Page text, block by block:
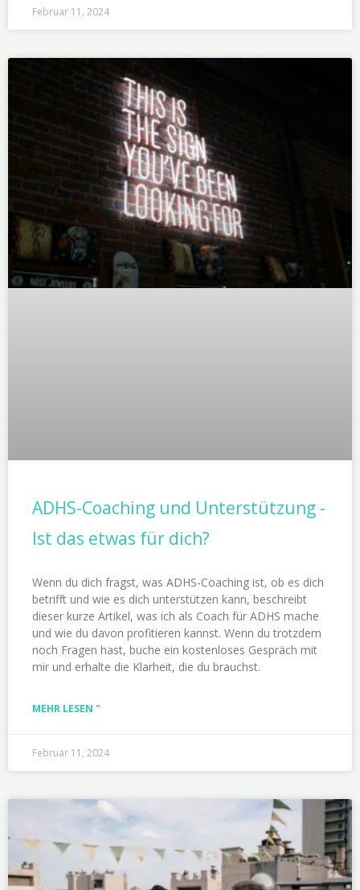
Februar 11, 2024
ADHS-Coaching und Unterstützung -
Ist das etwas für dich?
Wenn du dich fragst, was ADHS-Coaching ist, ob es dich
betrifft und wie es dich unterstützen kann, beschreibt
dieser kurze Artikel, was ich als Coach für ADHS mache
und wie du davon profitieren kannst. Wenn du trotzdem
noch Fragen hast, buche ein kostenloses Gespräch mit
mir und erhalte die Klarheit, die du brauchst.
MEHR LESEN "
Februar 11, 2024